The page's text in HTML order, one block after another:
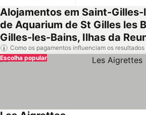
Alojamentos em Saint-
de Aquarium de St Gilles les
Gilles-les-Bains, Ilhas da
Como os pagamentos influenciam os resultados
Escolha popular